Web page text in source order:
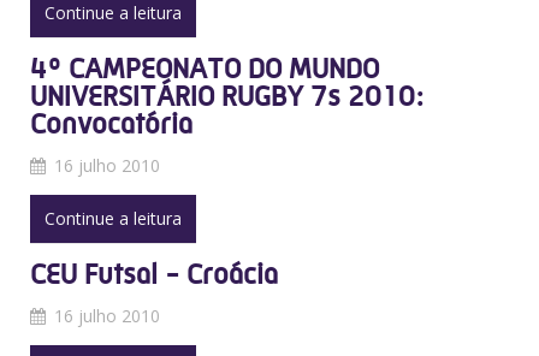
Continue a leitura
4º CAMPEONATO DO MUNDO
UNIVERSITÁRIO RUGBY 7s 2010:
Convocatória
16 julho 2010
Continue a leitura
CEU Futsal - Croácia
16 julho 2010